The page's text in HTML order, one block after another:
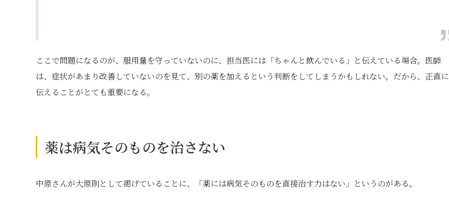
ここで問題になるのが、服用量を守っていないのに、担当医には「ちゃんと飲んでいる」と伝えている場合。医師
は、症状があまり改善していないのを見て、別の薬を加えるという判断をしてしまうかもしれない。だから、正直に
伝えることがとても重要になる。
薬は病気そのものを治さない
中原さんが大原則として掲げていることに、「薬には病気そのものを直接治す力はない」というのがある。